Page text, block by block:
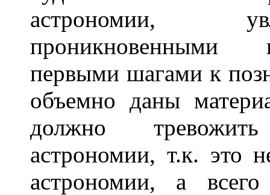
астрономии,
проникновенными
первыми шагами к
объемно даны
должно
астрономии, т.к. это
астрономии, а